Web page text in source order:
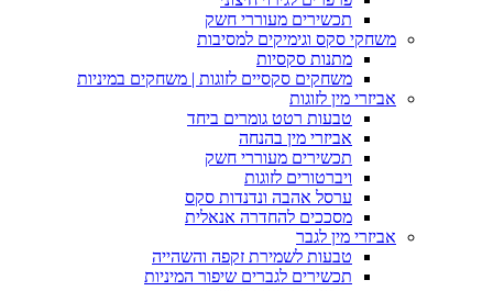
תכשירים מעוררי חשק
משחקי סקס וגימיקים למסיבות
מתנות סקסיות
משחקים סקסיים לזוגות | משחקים במיניות
אביזרי מין לזוגות
טבעות רטט גומרים ביחד
אביזרי מין בהנחה
תכשירים מעוררי חשק
ויברטורים לזוגות
ערסל אהבה ונדנדות סקס
מסככים להחדרה אנאלית
אביזרי מין לגבר
טבעות לשמירת זקפה והשהייה
תכשירים לגברים שיפור המיניות